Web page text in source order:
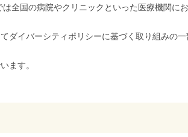
全国の病院やクリニックといった医療機関に
イバーシティポリシーに基づく取り組みの
ます。